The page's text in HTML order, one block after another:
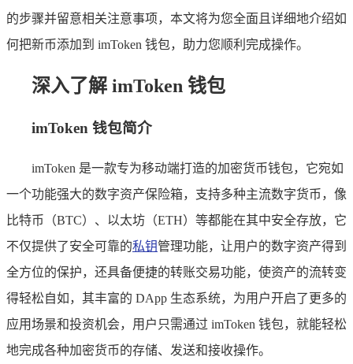
的步骤并留意相关注意事项，本文将为您全面且详细地介绍如
何把新币添加到 imToken 钱包，助力您顺利完成操作。
深入了解 imToken 钱包
imToken 钱包简介
imToken 是一款专为移动端打造的加密货币钱包，它宛如
一个功能强大的数字资产保险箱，支持多种主流数字货币，像
比特币（BTC）、以太坊（ETH）等都能在其中安全存放，它
不仅提供了安全可靠的私钥管理功能，让用户的数字资产得到
全方位的保护，还具备便捷的转账交易功能，使资产的流转变
得轻松自如，其丰富的 DApp 生态系统，为用户开启了更多的
应用场景和投资机会，用户只需通过 imToken 钱包，就能轻松
地完成各种加密货币的存储、发送和接收操作。